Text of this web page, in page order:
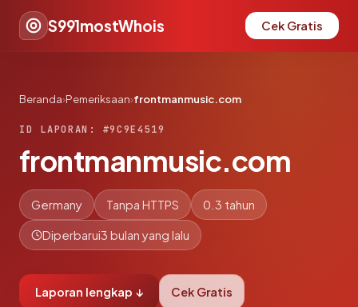
S991mostWhois Cek Gratis
Beranda›Pemeriksaan›frontmanmusic.com
ID LAPORAN: #9C9E4519
frontmanmusic.com
Germany Tanpa HTTPS 0.3 tahun
Diperbarui3 bulan yang lalu
Laporan lengkap ↓ Cek Gratis